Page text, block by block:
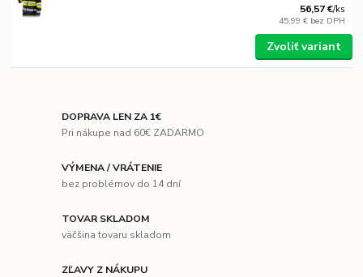
56,57 €/ks
45,99 € bez DPH
Zvoliť variant
DOPRAVA LEN ZA 1€
Pri nákupe nad 60€ ZADARMO
VÝMENA / VRÁTENIE
bez problémov do 14 dní
TOVAR SKLADOM
väčšina tovaru skladom
ZĽAVY Z NÁKUPU